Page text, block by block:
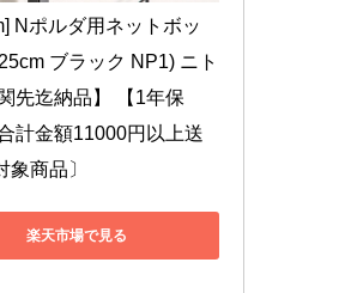
Nポルダ用ネットボッ
ブラック NP1) ニト
先迄納品】 【1年保
計金額11000円以上送
象商品〕
楽天市場で見る